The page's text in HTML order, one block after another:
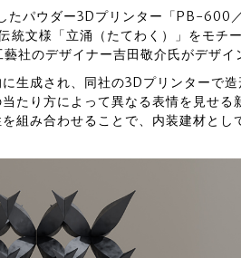
たパウダー3Dプリンター「PB-600
統文様「立涌（たてわく）」をモ
社のデザイナー吉田敬介氏がデザイ
生成され、同社の3Dプリンターで
たり方によって異なる表情を見せる
組み合わせることで、内装建材とし